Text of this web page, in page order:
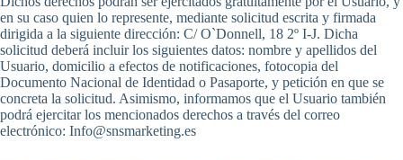
en su caso quien lo represente, mediante solicitud escrita y firmada
dirigida a la siguiente dirección: C/ O`Donnell, 18 2º I-J. Dicha
solicitud deberá incluir los siguientes datos: nombre y apellidos del
Usuario, domicilio a efectos de notificaciones, fotocopia del
Documento Nacional de Identidad o Pasaporte, y petición en que se
concreta la solicitud. Asimismo, informamos que el Usuario también
podrá ejercitar los mencionados derechos a través del correo
electrónico: Info@snsmarketing.es